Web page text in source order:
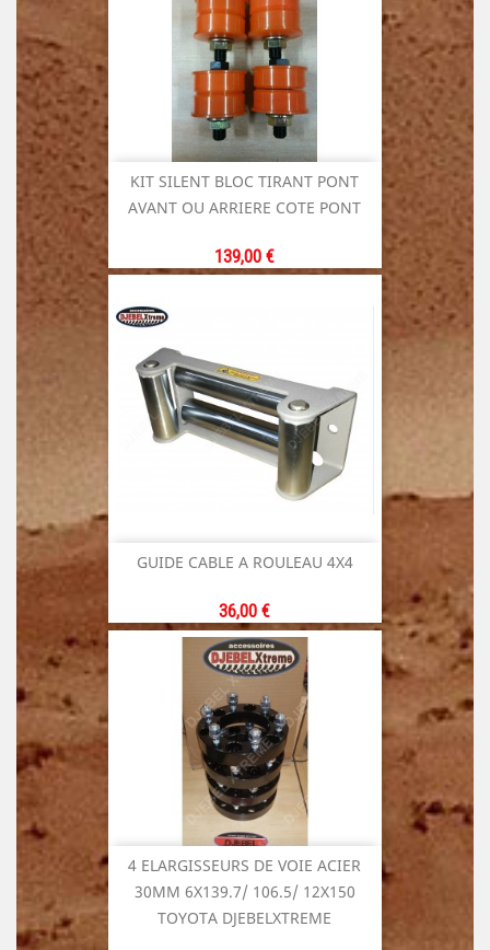
KIT SILENT BLOC TIRANT PONT
AVANT OU ARRIERE COTE PONT
Prix
139,00 €
GUIDE CABLE A ROULEAU 4X4
Prix
36,00 €
4 ELARGISSEURS DE VOIE ACIER
30MM 6X139.7/ 106.5/ 12X150
TOYOTA DJEBELXTREME